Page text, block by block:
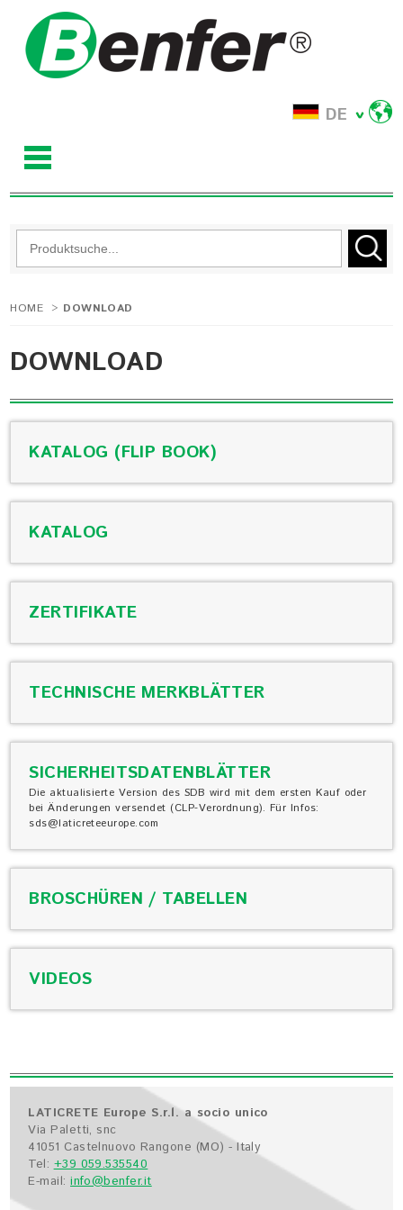
DE
HOME > DOWNLOAD
DOWNLOAD
KATALOG (FLIP BOOK)
KATALOG
ZERTIFIKATE
TECHNISCHE MERKBLÄTTER
SICHERHEITSDATENBLÄTTER
Die aktualisierte Version des SDB wird mit dem ersten Kauf oder
bei Änderungen versendet (CLP-Verordnung). Für Infos:
sds@laticreteeurope.com
BROSCHÜREN / TABELLEN
VIDEOS
LATICRETE Europe S.r.l. a socio unico
Via Paletti, snc
41051 Castelnuovo Rangone (MO) - Italy
Tel: +39 059.535540
E-mail:info@benfer.it